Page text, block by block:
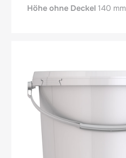
Höhe ohne Deckel 140 mm